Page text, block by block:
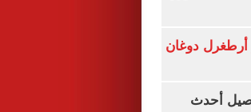
دوغان
تفاصيل أحدث